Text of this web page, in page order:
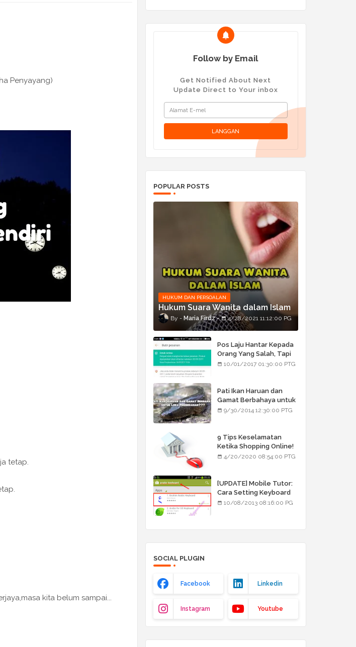
Penyayang)
tetap.
kita belum sampai...
Follow by Email
Get Notified About Next
Update Direct to Your inbox
POPULAR POSTS
HUKUM DAN PERSOALAN
Hukum Suara Wanita dalam Islam
Maria Firdz 4/28/2021 11:12:00 PG
Pos Laju Hantar Kepada
Orang Yang Salah, Tapi
Orang Tu Pula Terima
10/01/2017 01:30:00 PTG
Pati Ikan Haruan dan
Gamat Berbahaya untuk
Luka Pembedahan???
9/30/2014 12:30:00 PTG
9 Tips Keselamatan
Ketika Shopping Online!
4/20/2020 08:54:00 PTG
[UPDATE] Mobile Tutor:
Cara Setting Keyboard
Arab/Jawi
10/08/2013 08:16:00 PG
SOCIAL PLUGIN
Facebook Linkedin
Instagram Youtube